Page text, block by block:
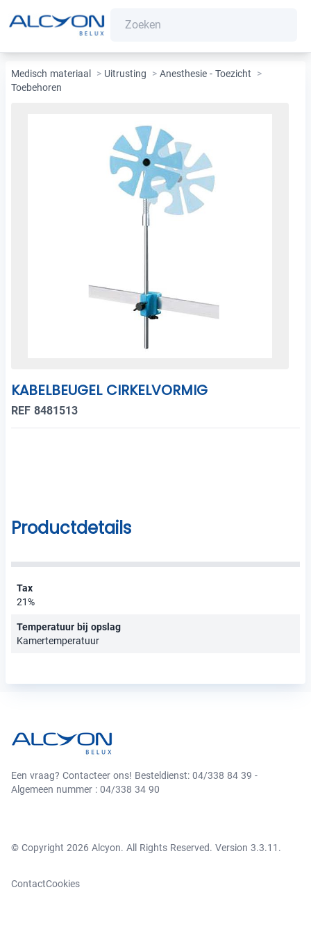
Medisch materiaal > Uitrusting > Anesthesie - Toezicht
>
Toebehoren
KABELBEUGEL CIRKELVORMIG
REF 8481513
Productdetails
Tax
21%
Temperatuur bij opslag
Kamertemperatuur
Een vraag? Contacteer ons! Besteldienst: 04/338 84 39 -
Algemeen nummer : 04/338 34 90
© Copyright 2026 Alcyon. All Rights Reserved. Version 3.3.11.
ContactCookies